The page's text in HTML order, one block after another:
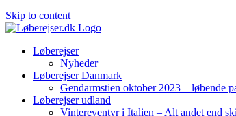
Skip to content
Løberejser
Nyheder
Løberejser Danmark
Gendarmstien oktober 2023 – løbende
Løberejser udland
Vintereventyr i Italien – Alt andet end